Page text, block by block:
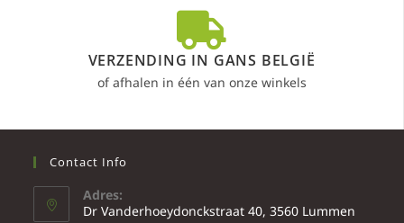
VERZENDING IN GANS BELGIË
of afhalen in één van onze winkels
Contact Info
Adres:
Dr Vanderhoeydonckstraat 40, 3560 Lummen